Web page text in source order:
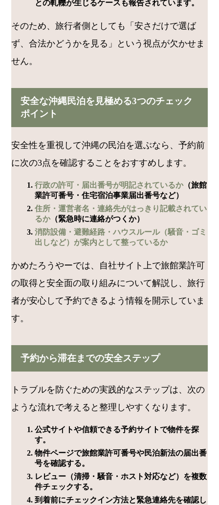
との軋轢が生じるケースも報告されています。
そのため、旅行者側としても「安さだけで選ば
ず、合法かどうかを見る」という視点が欠かせま
せん。
安全な沖縄民泊を見極める3つのチェック
ポイント
安全性を重視して沖縄の民泊を選ぶなら、予約前
に次の3点を確認することをおすすめします。
行政の許可・届出番号が明記されているか（旅館
業許可番号・住宅宿泊事業届出番号など）
住所・運営者名・連絡先がはっきり記載されてい
るか（緊急時に連絡がつくか）
消防設備・避難経路・ハウスルール（騒音・ゴミ
出しなど）が案内として整っているか
かめたろうやーでは、自社サイト上で旅館業許可
の取得と安全面の取り組みについて解説し、旅行
者が安心して予約できるよう情報を開示していま
す。
予約から滞在までの安全ステップ
トラブルを防ぐための実践的なステップは、次の
ような流れで考えると整理しやすくなります。
公式サイトや信頼できる予約サイトで物件を探
す。
物件ページで旅館業許可番号や民泊新法の届出番
号を確認する。
レビュー（清掃・騒音・ホスト対応など）を複数
件チェックする。
到着前にチェックイン方法と緊急連絡先を確認し